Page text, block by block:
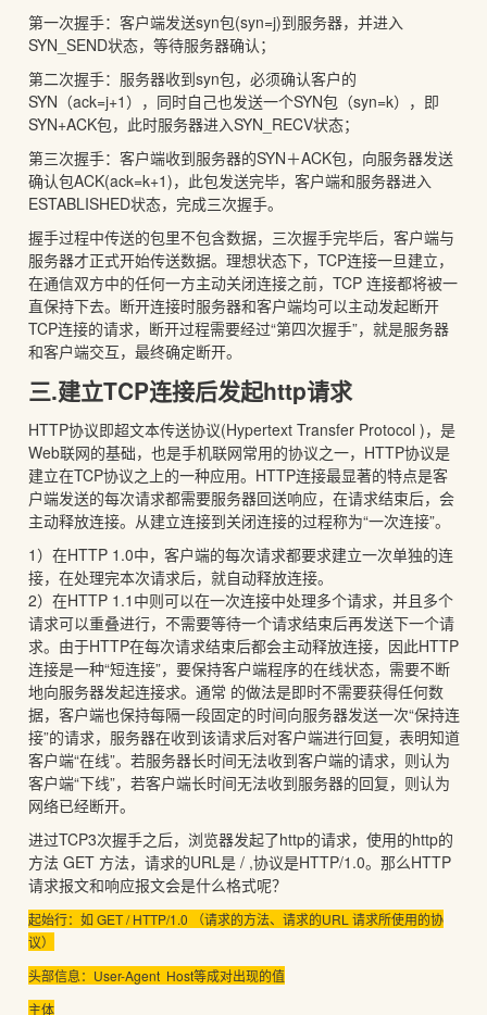
第一次握手：客户端发送syn包(syn=j)到服务器，并进入
SYN_SEND状态，等待服务器确认；
第二次握手：服务器收到syn包，必须确认客户的
SYN（ack=j+1），同时自己也发送一个SYN包（syn=k），即
SYN+ACK包，此时服务器进入SYN_RECV状态；
第三次握手：客户端收到服务器的SYN＋ACK包，向服务器发送
确认包ACK(ack=k+1)，此包发送完毕，客户端和服务器进入
ESTABLISHED状态，完成三次握手。
握手过程中传送的包里不包含数据，三次握手完毕后，客户端与
服务器才正式开始传送数据。理想状态下，TCP连接一旦建立，
在通信双方中的任何一方主动关闭连接之前，TCP 连接都将被一
直保持下去。断开连接时服务器和客户端均可以主动发起断开
TCP连接的请求，断开过程需要经过“第四次握手”，就是服务器
和客户端交互，最终确定断开。
三.建立TCP连接后发起http请求
HTTP协议即超文本传送协议(Hypertext Transfer Protocol )，是
Web联网的基础，也是手机联网常用的协议之一，HTTP协议是
建立在TCP协议之上的一种应用。HTTP连接最显著的特点是客
户端发送的每次请求都需要服务器回送响应，在请求结束后，会
主动释放连接。从建立连接到关闭连接的过程称为“一次连接”。
1）在HTTP 1.0中，客户端的每次请求都要求建立一次单独的连
接，在处理完本次请求后，就自动释放连接。
2）在HTTP 1.1中则可以在一次连接中处理多个请求，并且多个
请求可以重叠进行，不需要等待一个请求结束后再发送下一个请
求。由于HTTP在每次请求结束后都会主动释放连接，因此HTTP
连接是一种“短连接”，要保持客户端程序的在线状态，需要不断
地向服务器发起连接求。通常 的做法是即时不需要获得任何数
据，客户端也保持每隔一段固定的时间向服务器发送一次“保持连
接”的请求，服务器在收到该请求后对客户端进行回复，表明知道
客户端“在线”。若服务器长时间无法收到客户端的请求，则认为
客户端“下线”，若客户端长时间无法收到服务器的回复，则认为
网络已经断开。
进过TCP3次握手之后，浏览器发起了http的请求，使用的http的
方法 GET 方法，请求的URL是 / ,协议是HTTP/1.0。那么HTTP
请求报文和响应报文会是什么格式呢？
起始行：如 GET / HTTP/1.0 （请求的方法、请求的URL 请求所使用的协
议）
头部信息：User-Agent Host等成对出现的值
主体